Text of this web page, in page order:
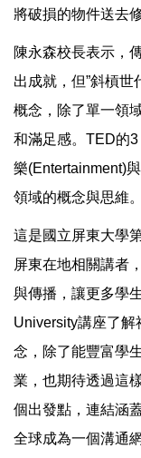
將破損的物件送去修
陳永森校長表示，
出成就，但”斜槓世
概念，除了單一領
和滿足感。TED的
樂(Entertainment)
領域的概念與思維。
這是國立屏東大學
屏東在地相關講者
與傳播，讓更多學
University講座了解
念，除了能豐富學
業，也期待透過這
個出發點，連結涵
全球成為一個溝通